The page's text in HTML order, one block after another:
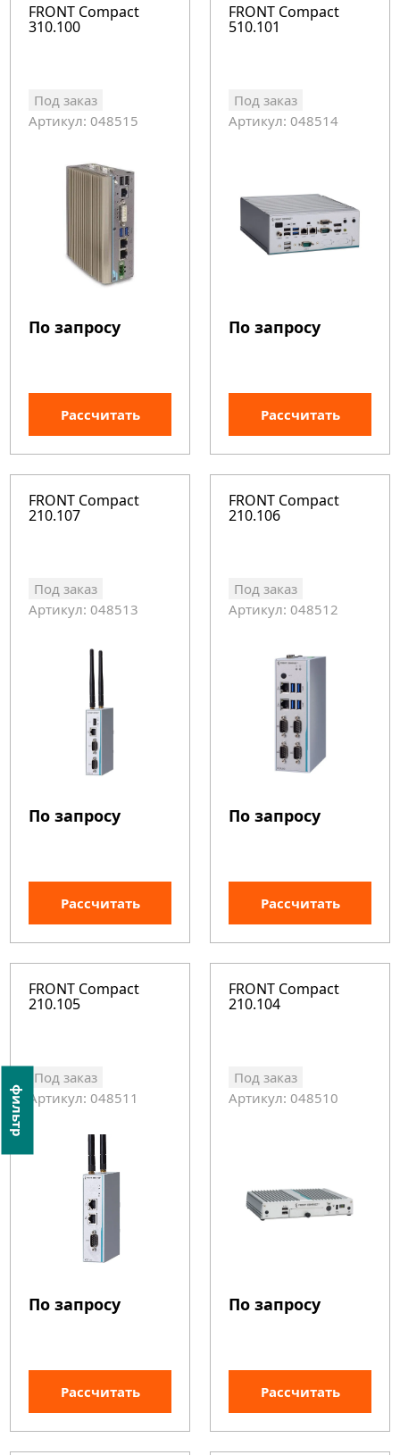
фильтр
FRONT Compact
310.100
Под заказ
Артикул: 048515
По запросу
Рассчитать
FRONT Compact
510.101
Под заказ
Артикул: 048514
По запросу
Рассчитать
FRONT Compact
210.107
Под заказ
Артикул: 048513
По запросу
Рассчитать
FRONT Compact
210.106
Под заказ
Артикул: 048512
По запросу
Рассчитать
FRONT Compact
210.105
Под заказ
Артикул: 048511
По запросу
Рассчитать
FRONT Compact
210.104
Под заказ
Артикул: 048510
По запросу
Рассчитать